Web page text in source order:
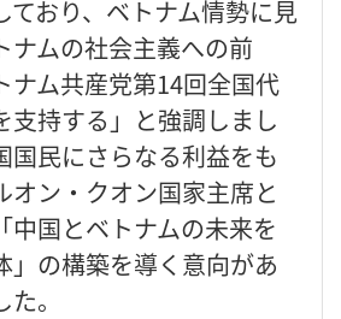
ており、ベトナム情勢に見
ナムの社会主義への前
ナム共産党第14回全国代
支持する」と強調しまし
国民にさらなる利益をも
オン・クオン国家主席と
中国とベトナムの未来を
」の構築を導く意向があ
。